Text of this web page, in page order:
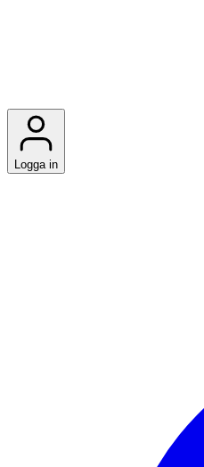
Logga in